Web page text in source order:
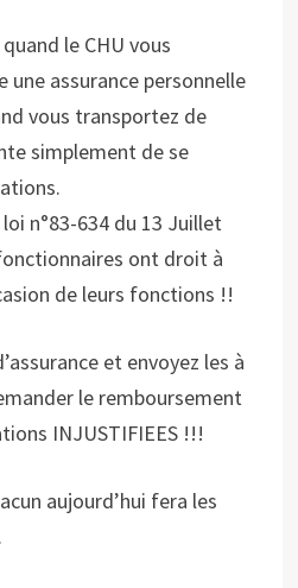
le CHU vous
une assurance personnelle
vous transportez de
simplement de se
n°83-634 du 13 Juillet
ont droit à
de leurs fonctions !!
et envoyez les à
le remboursement
INJUSTIFIEES !!!
aujourd’hui fera les